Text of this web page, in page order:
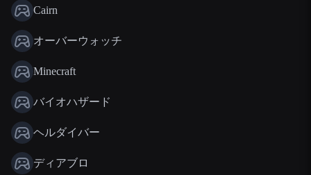
Cairn
オーバーウォッチ
Minecraft
バイオハザード
ヘルダイバー
ディアブロ